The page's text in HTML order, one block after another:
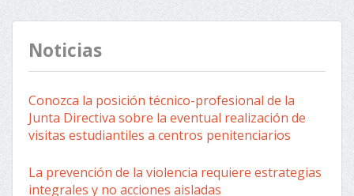
Noticias
Conozca la posición técnico-profesional de la
Junta Directiva sobre la eventual realización de
visitas estudiantiles a centros penitenciarios
La prevención de la violencia requiere estrategias
integrales y no acciones aisladas